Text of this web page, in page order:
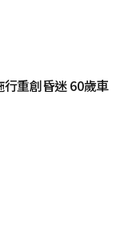
重創昏迷 60歲車